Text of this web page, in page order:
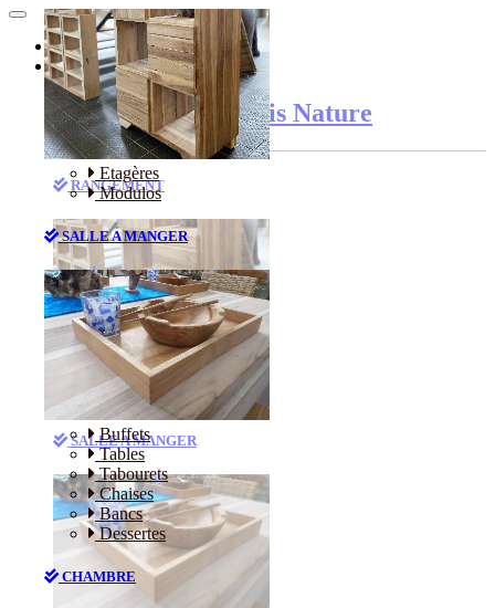
Etagères
Modulos
SALLE A MANGER
Buffets
Tables
Tabourets
Chaises
Bancs
Dessertes
CHAMBRE
Accueil
Catalogue
Le catalogue de Bois Nature
RANGEMENT
Etagères
Modulos
SALLE A MANGER